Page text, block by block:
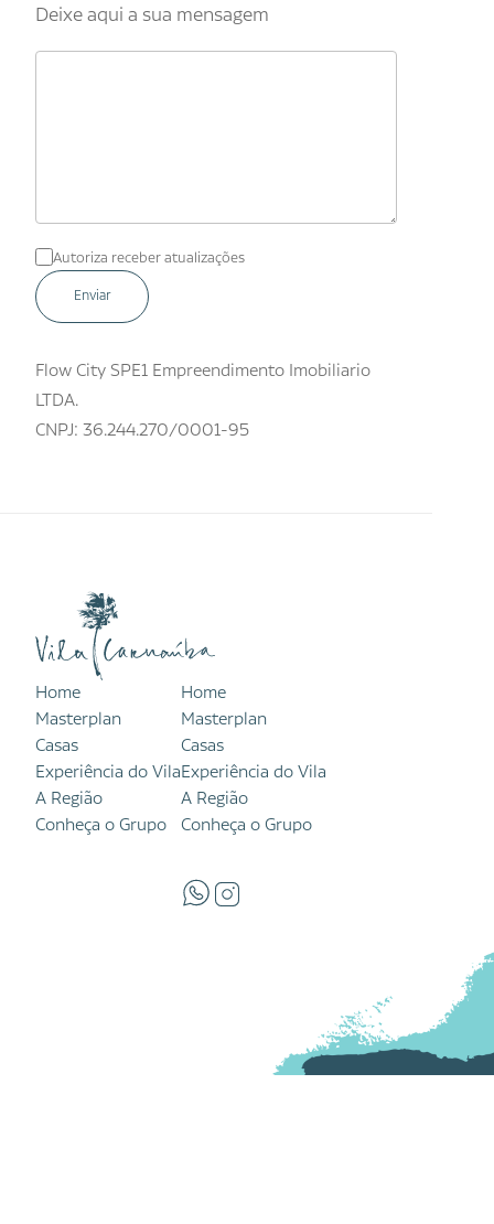
Deixe aqui a sua mensagem
Autoriza receber atualizações
Flow City SPE1 Empreendimento Imobiliario
LTDA.
CNPJ: 36.244.270/0001-95
Home
Masterplan
Casas
Experiência do Vila
A Região
Conheça o Grupo
Home
Masterplan
Casas
Experiência do Vila
A Região
Conheça o Grupo